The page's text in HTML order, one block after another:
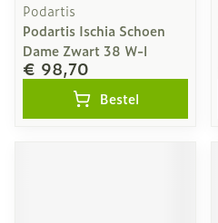
Podartis
Podartis Ischia Schoen
Dame Zwart 38 W-l
€ 98,70
Bestel